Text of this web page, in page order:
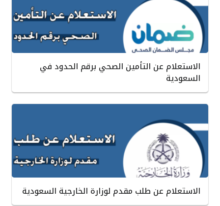
الاستعلام عن التأمين الصحي برقم الحدود في
السعودية
الاستعلام عن طلب مقدم لوزارة الخارجية السعودية